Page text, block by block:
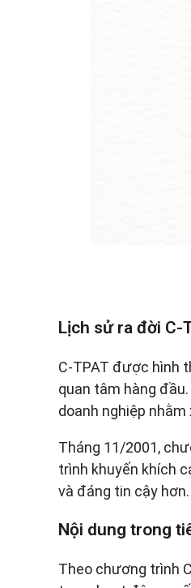
Lịch sử ra đời C-
C-TPAT được hình
quan tâm hàng
doanh nghiệp
Tháng 11/2001,
trình khuyến khích
và đáng tin cậy hơn.
Nội dung trong
Theo chương trình